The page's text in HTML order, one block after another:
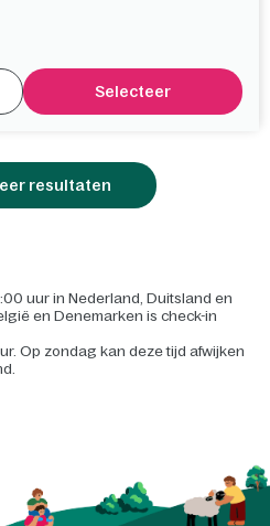
Selecteer
resultaten
uur in Nederland, Duitsland en
en Denemarken is check-in
Op zondag kan deze tijd afwijken